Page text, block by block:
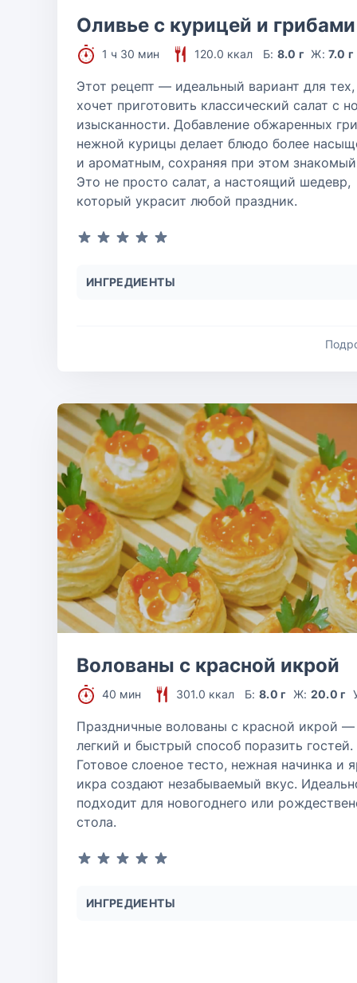
Оливье с курицей и грибами
1 ч 30 мин 120.0 ккал Б: 8.0 г Ж:7.0 г
Этот рецепт — идеальный вариант для
хочет приготовить классический салат с
изысканности. Добавление обжаренных
нежной курицы делает блюдо более
и ароматным, сохраняя при этом
Это не просто салат, а настоящий шедевр,
который украсит любой праздник.
ИНГРЕДИЕНТЫ
Волованы с красной икрой
40 мин 301.0 ккал Б: 8.0 г Ж: 20.0 г
Праздничные волованы с красной икрой —
легкий и быстрый способ поразить гостей.
Готовое слоеное тесто, нежная начинка и
икра создают незабываемый вкус.
подходит для новогоднего или
стола.
ИНГРЕДИЕНТЫ